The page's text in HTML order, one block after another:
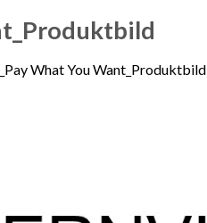
What You Want_Produktbild